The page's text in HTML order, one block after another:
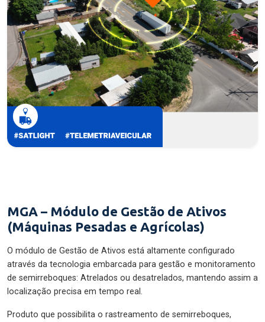
MGA – Módulo de Gestão de Ativos
(Máquinas Pesadas e Agrícolas)
O módulo de Gestão de Ativos está altamente configurado
através da tecnologia embarcada para gestão e monitoramento
de semirreboques: Atrelados ou desatrelados, mantendo assim a
localização precisa em tempo real.
Produto que possibilita o rastreamento de semirreboques,